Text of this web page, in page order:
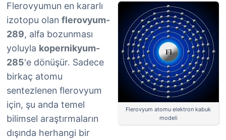
Flerovyum atomu elektron kabuk
modeli
Flerovyumun en kararlı
izotopu olan flerovyum-
289, alfa bozunması
yoluyla kopernikyum-
285'e dönüşür. Sadece
birkaç atomu
sentezlenen flerovyum
için, şu anda temel
bilimsel araştırmaların
dışında herhangi bir